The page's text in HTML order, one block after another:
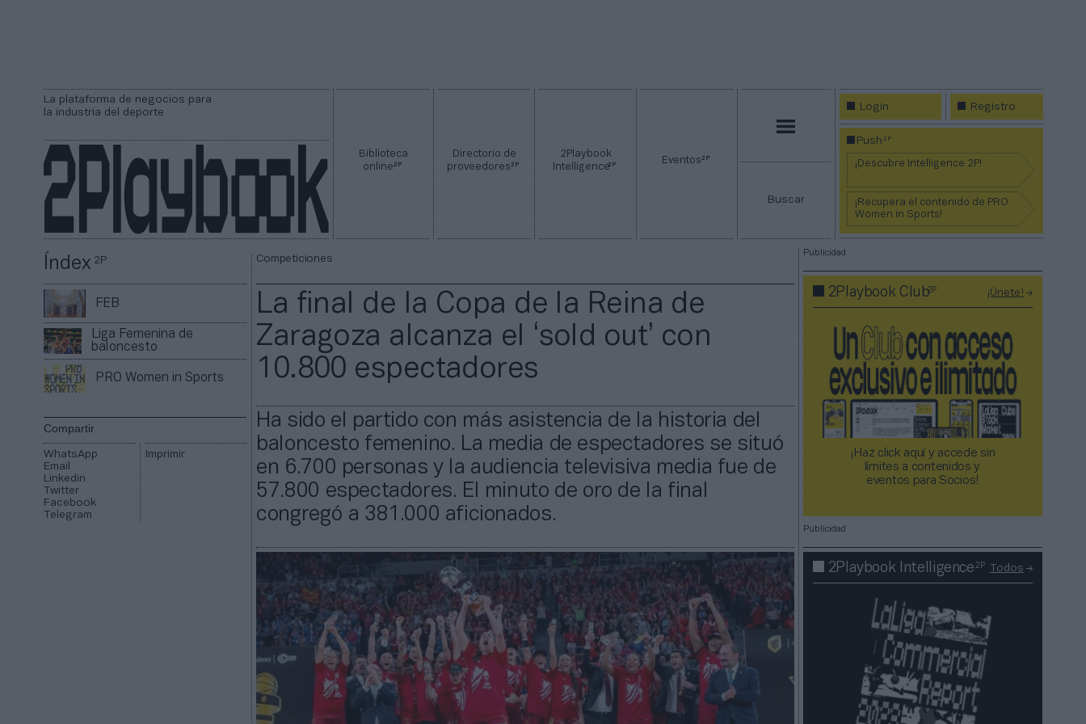
La plataforma de negocios para
la industria del deporte
Biblioteca
online2P
Directorio de
proveedores2P
2Playbook
Intelligence2P Eventos2P
Buscar
Login Registro
Push2P
¡Descubre Intelligence 2P!
¡Recupera el contenido de PRO
Women in Sports!
Índex2P
FEB
Liga Femenina de
baloncesto
PRO Women in Sports
Compartir
WhatsApp
Email
Linkedin
Twitter
Facebook
Telegram
Imprimir
Competiciones
La final de la Copa de la Reina de
Zaragoza alcanza el ‘sold out’ con
10.800 espectadores
Ha sido el partido con más asistencia de la historia del
baloncesto femenino. La media de espectadores se situó
en 6.700 personas y la audiencia televisiva media fue de
57.800 espectadores. El minuto de oro de la final
congregó a 381.000 aficionados.
Publicidad
2Playbook Club2P ¡Únete!
¡Haz click aquí y accede sin
límites a contenidos y
eventos para Socios!​​​​​​​
Publicidad
2Playbook Intelligence2P Todos